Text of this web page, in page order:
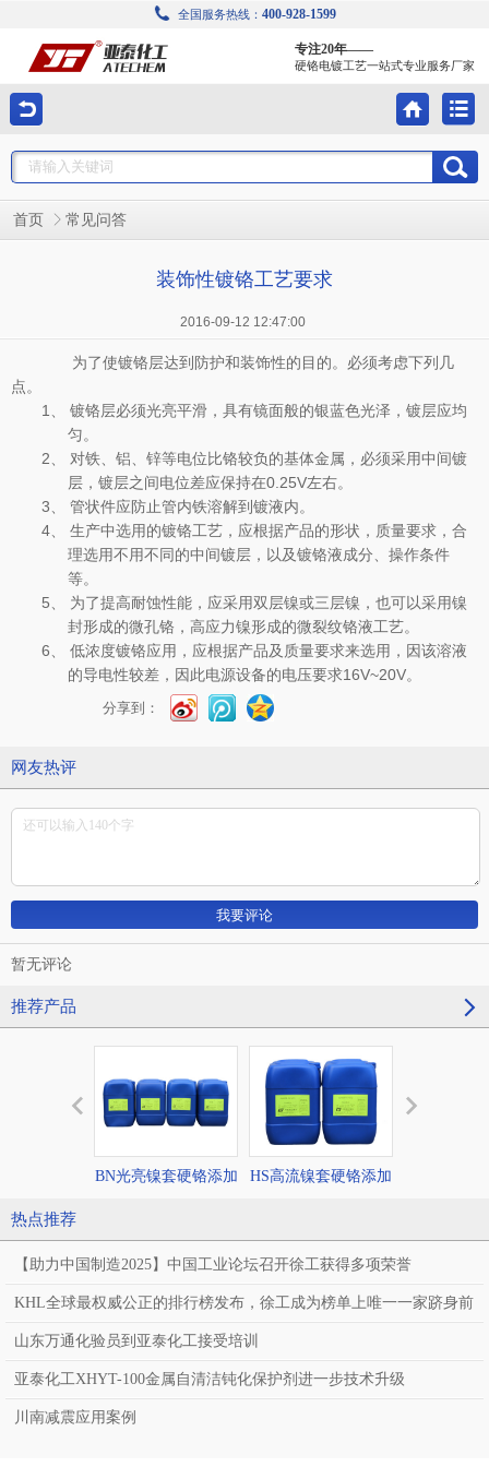
全国服务热线：400-928-1599
专注20年——
硬铬电镀工艺一站式专业服务厂家
首页 常见问答
装饰性镀铬工艺要求
2016-09-12 12:47:00
为了使镀铬层达到防护和装饰性的目的。必须考虑下列几
点。
1、 镀铬层必须光亮平滑，具有镜面般的银蓝色光泽，镀层应均
匀。
2、 对铁、铝、锌等电位比铬较负的基体金属，必须采用中间镀
层，镀层之间电位差应保持在0.25V左右。
3、 管状件应防止管内铁溶解到镀液内。
4、 生产中选用的镀铬工艺，应根据产品的形状，质量要求，合
理选用不用不同的中间镀层，以及镀铬液成分、操作条件
等。
5、 为了提高耐蚀性能，应采用双层镍或三层镍，也可以采用镍
封形成的微孔铬，高应力镍形成的微裂纹铬液工艺。
6、 低浓度镀铬应用，应根据产品及质量要求来选用，因该溶液
的导电性较差，因此电源设备的电压要求16V~20V。
分享到：
网友热评
暂无评论
推荐产品
BN光亮镍套硬铬添加 HS高流镍套硬铬添加
热点推荐
【助力中国制造2025】中国工业论坛召开徐工获得多项荣誉
KHL全球最权威公正的排行榜发布，徐工成为榜单上唯一一家跻身前
十强的中国企业
山东万通化验员到亚泰化工接受培训
亚泰化工XHYT-100金属自清洁钝化保护剂进一步技术升级
川南减震应用案例